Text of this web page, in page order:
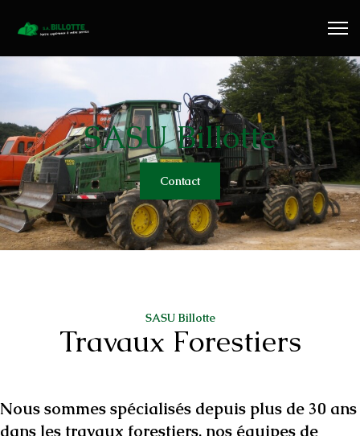
Travaux Forestiers
Transport & Location
Plaquettes Forestière
Traitement de Déchets Bois
SASU Billotte
Contact
SASU Billotte
Travaux Forestiers
Nous sommes spécialisés depuis plus de 30 ans
dans les travaux forestiers, nos équipes de